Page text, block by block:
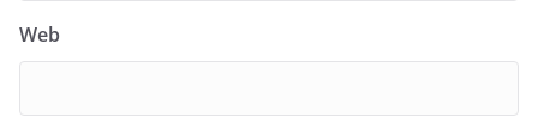
Web